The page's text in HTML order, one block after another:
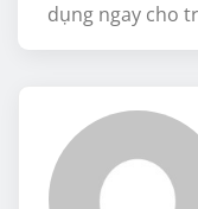
dụng ngay cho